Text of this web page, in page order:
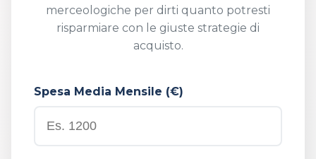
merceologiche per dirti quanto potresti
risparmiare con le giuste strategie di
acquisto.
Spesa Media Mensile (€)